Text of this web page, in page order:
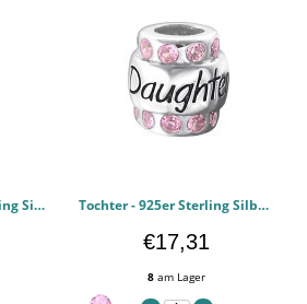
Schwester - 925er Sterling Silber Beads mit Edelstein PCJW19830 Tochter - 925er Sterling Silber Beads mit Edelstein PCJW19828
€17,31
8 am Lager